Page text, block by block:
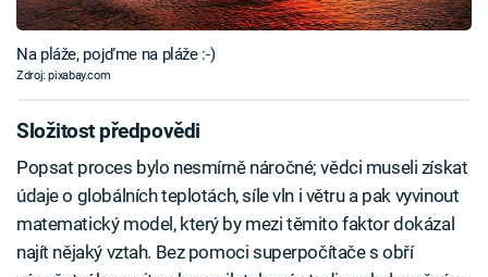
Na pláže, pojďme na pláže :-)
Zdroj: pixabay.com
Složitost předpovědi
Popsat proces bylo nesmírně náročné; vědci museli získat
údaje o globálních teplotách, síle vln i větru a pak vyvinout
matematický model, který by mezi těmito faktor dokázal
najít nějaký vztah. Bez pomoci superpočítače s obří